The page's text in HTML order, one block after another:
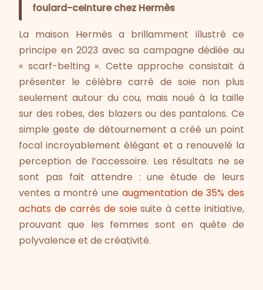
foulard-ceinture chez Hermès
La maison Hermès a brillamment illustré ce
principe en 2023 avec sa campagne dédiée au
« scarf-belting ». Cette approche consistait à
présenter le célèbre carré de soie non plus
seulement autour du cou, mais noué à la taille
sur des robes, des blazers ou des pantalons. Ce
simple geste de détournement a créé un point
focal incroyablement élégant et a renouvelé la
perception de l’accessoire. Les résultats ne se
sont pas fait attendre : une étude de leurs
ventes a montré une augmentation de 35% des
achats de carrés de soiesuite à cette initiative,
prouvant que les femmes sont en quête de
polyvalence et de créativité.